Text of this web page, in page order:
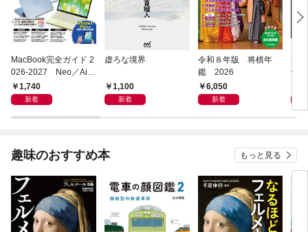
MacBook完全ガイド 2
026-2027 Neo／Air
／Pro対応
1,740
新着
虚ろな境界
1,100
新着
令和８年版 将棋年
鑑 2026
6,050
新着
つ
像
趣味のおすすめ本 もっと見る